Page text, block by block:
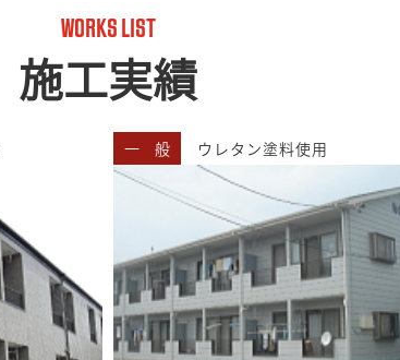
WORKS LIST
施工実績
一 般 ウレタン塗料使用